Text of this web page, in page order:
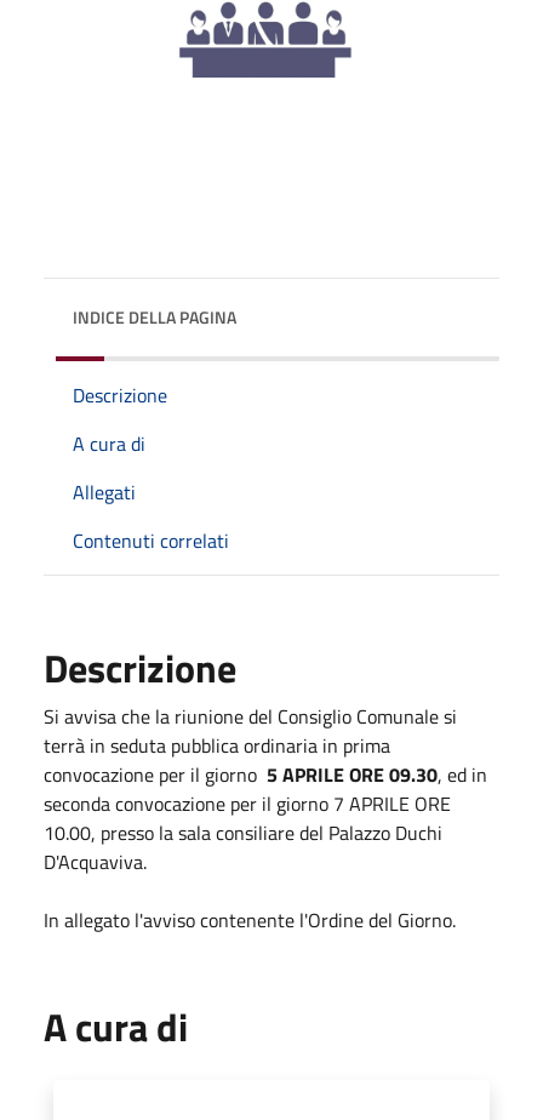
INDICE DELLA PAGINA
Descrizione
A cura di
Allegati
Contenuti correlati
Descrizione
Si avvisa che la riunione del Consiglio Comunale si
terrà in seduta pubblica ordinaria in prima
convocazione per il giorno 5 APRILE ORE 09.30, ed in
seconda convocazione per il giorno 7 APRILE ORE
10.00, presso la sala consiliare del Palazzo Duchi
D'Acquaviva.
In allegato l'avviso contenente l'Ordine del Giorno.
A cura di